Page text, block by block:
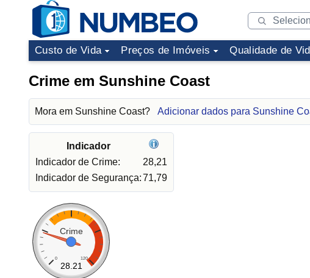
Custo de Vida Preços de Imóveis Qualidade de
Crime em Sunshine Coast
Mora em Sunshine Coast? Adicionar dados para Sunshine
Indicador
Indicador de Crime:
28,21
Indicador de Segurança:71,79
Crime
0 120
28.21